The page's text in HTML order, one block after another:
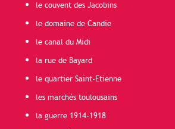
le couvent des Jacobins
le domaine de Candie
le canal du Midi
la rue de Bayard
le quartier Saint-Etienne
les marchés toulousains
la guerre 1914-1918